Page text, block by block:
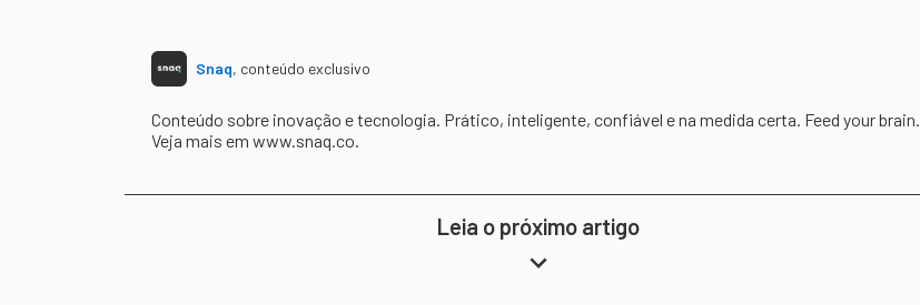
Snaq, conteúdo exclusivo
Conteúdo sobre inovação e tecnologia. Prático, inteligente, confiável e na medida certa. Feed your brain.
Veja mais em www.snaq.co.
Leia o próximo artigo